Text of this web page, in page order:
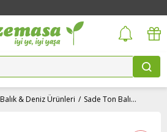
Balık & Deniz Ürünleri Sade Ton Balığı (160 gr) Sasu